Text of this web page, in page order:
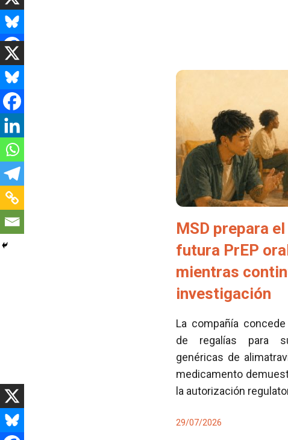
MSD prepara
futura PrEP
mientras
investigación
La compañía
de regalías para
genéricas de
medicamento
la autorización
29/07/2026